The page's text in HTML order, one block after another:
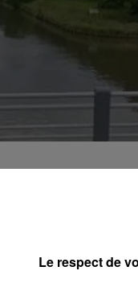
Lys
matin : « Une
il y a deux
disparue, a été
Le respect de